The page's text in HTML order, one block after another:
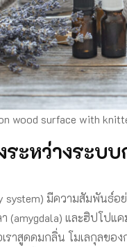
wood surface with
งระหว่างระ
system) มีความสัมพันธ์
(amygdala) และฮิปโป
ราสูดดมกลิ่น โมเลกุลข